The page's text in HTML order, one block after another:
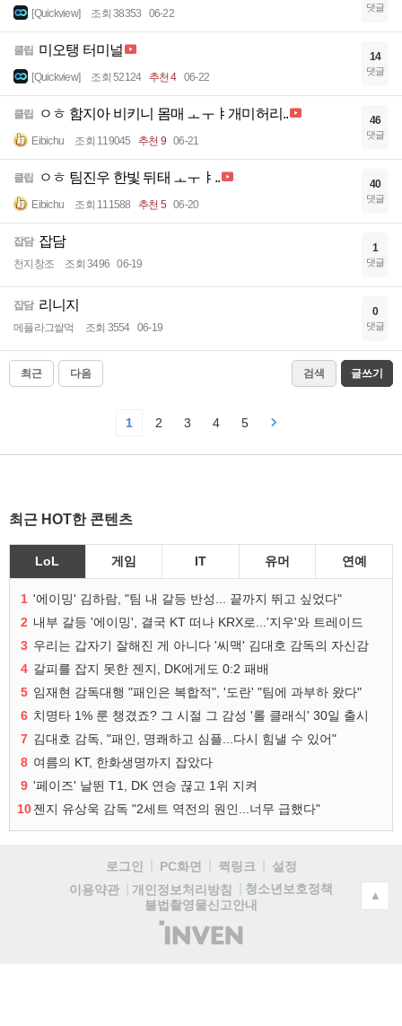
[Quickview] 조회 38353 06-22 댓글
클립 미오탱 터미널
[Quickview] 조회 52124 추천 4 06-22
14
댓글
클립 ㅇㅎ 함지아 비키니 몸매 ㅗㅜㅑ개미허리..
Eibichu 조회 119045 추천 9 06-21
46
댓글
클립 ㅇㅎ 팀진우 한빛 뒤태 ㅗㅜㅑ..
Eibichu 조회 111588 추천 5 06-20
40
댓글
잡담 잡담
천지창조 조회 3496 06-19
1
댓글
잡담 리니지
메플라그쌀먹 조회 3554 06-19
0
댓글
최근 다음 검색 글쓰기
1 2 3 4 5
최근 HOT한 콘텐츠
LoL 게임 IT 유머 연예
1 '에이밍' 김하람, "팀 내 갈등 반성... 끝까지 뛰고 싶었다"
2 내부 갈등 '에이밍', 결국 KT 떠나 KRX로...'지우'와 트레이드
3 우리는 갑자기 잘해진 게 아니다 '씨맥' 김대호 감독의 자신감
4 갈피를 잡지 못한 젠지, DK에게도 0:2 패배
5 임재현 감독대행 "패인은 복합적", '도란' "팀에 과부하 왔다"
6 치명타 1% 룬 챙겼죠? 그 시절 그 감성 '롤 클래식' 30일 출시
7 김대호 감독, "패인, 명쾌하고 심플...다시 힘낼 수 있어"
8 여름의 KT, 한화생명까지 잡았다
9 '페이즈' 날뛴 T1, DK 연승 끊고 1위 지켜
10젠지 유상욱 감독 "2세트 역전의 원인...너무 급했다"
로그인 PC화면 퀵링크
설정
이용약관
개인정보처리방침
청소년보호정책
불법촬영물신고안내
(주)
인
▲